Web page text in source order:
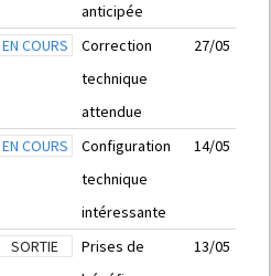
anticipée
EN COURS
Correction
technique
attendue
27/05
EN COURS
Configuration
technique
intéressante
14/05
SORTIE
Prises de
13/05